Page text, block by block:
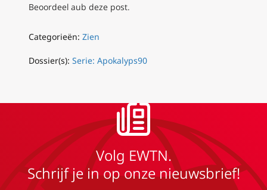
Beoordeel aub deze post.
Categorieën: Zien
Dossier(s): Serie: Apokalyps90
Volg EWTN.
Schrijf je in op onze nieuwsbrief!